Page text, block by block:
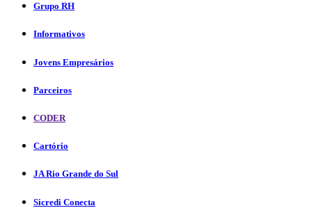
Grupo RH
Informativos
Jovens Empresários
Parceiros
CODER
Cartório
JA Rio Grande do Sul
Sicredi Conecta